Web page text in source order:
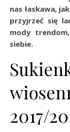
nas łaskawa,
przyjrzeć się
mody
siebie.
2017/